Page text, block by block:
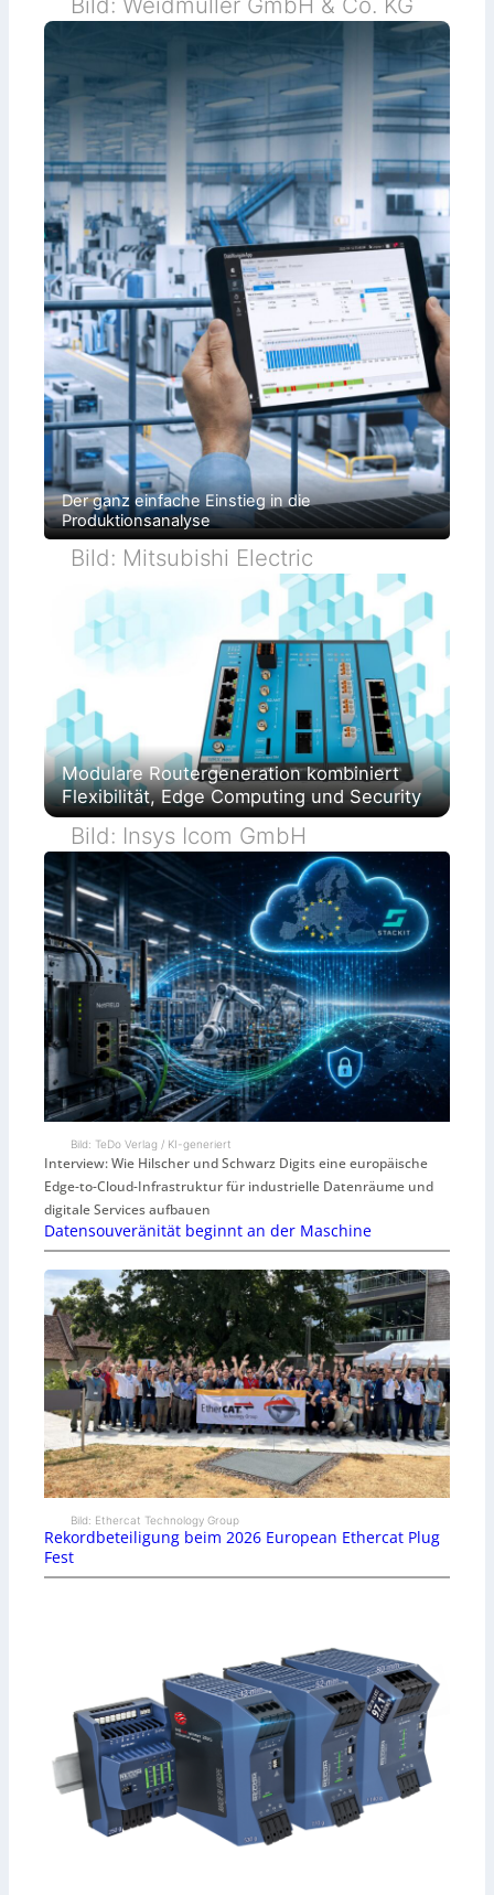
Der ganz einfache Einstieg in die
Produktionsanalyse
Bild: Mitsubishi Electric
Modulare Routergeneration kombiniert
Flexibilität, Edge Computing und Security
Bild: Insys Icom GmbH
Bild: TeDo Verlag / KI-generiert
Interview: Wie Hilscher und Schwarz Digits eine europäische
Edge-to-Cloud-Infrastruktur für industrielle Datenräume und
digitale Services aufbauen
Datensouveränität beginnt an der Maschine
Bild: Ethercat Technology Group
Rekordbeteiligung beim 2026 European Ethercat Plug
Fest